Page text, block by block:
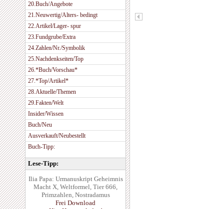
20.Buch/Angebote
21.Neuwertig/Alters- bedingt
22.Artikel/Lager- spur
23.Fundgrube/Extra
24.Zahlen/Nr./Symbolik
25.Nachdenkseiten/Top
26.*Buch/Vorschau*
27.*Top/Artikel*
28.Aktuelle/Themen
29.Fakten/Welt
Insider/Wissen
Buch/Neu
Ausverkauft/Neubestellt
Buch-Tipp:
Lese-Tipp:
Ilia Papa: Urmanuskript Geheimnis
Macht X, Weltformel, Tier 666,
Primzahlen, Nostradamus
Frei Download